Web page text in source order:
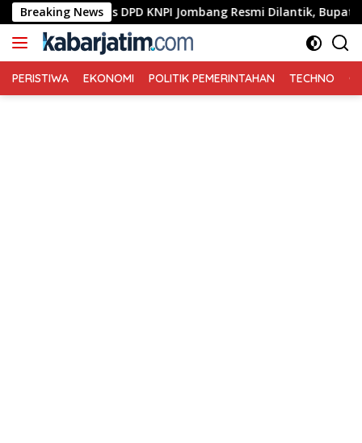
Langsung
ke
konten
Breaking News
Pengurus DPD KNPI Jombang Resmi Dilantik, Bupati Warsubi
PERISTIWA EKONOMI POLITIK PEMERINTAHAN TECHNO